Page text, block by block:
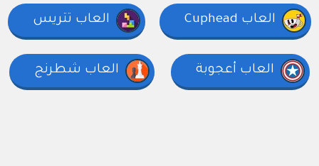
العاب Cuphead العاب تتريس
العاب أعجوبة العاب شطرنج